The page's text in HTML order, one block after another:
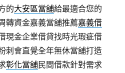
的大安區當舖給最適合您的
轉資金嘉義當舖推薦嘉義借
現金企業借貸找時光瑕疵借
刺會直覺全年無休當舖打造
彰化當舖民間借款針對需求